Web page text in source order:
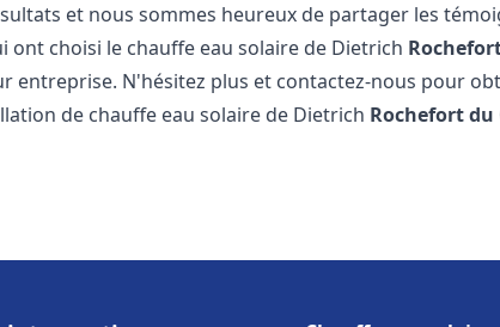
et nous sommes heureux de partager les
ont choisi le chauffe eau solaire de Dietrich
entreprise. N'hésitez plus et contactez-nous pour
de chauffe eau solaire de Dietrich Rochefort du